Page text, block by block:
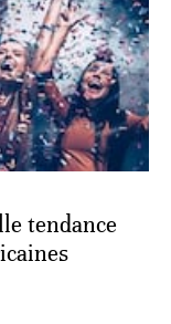
tendance